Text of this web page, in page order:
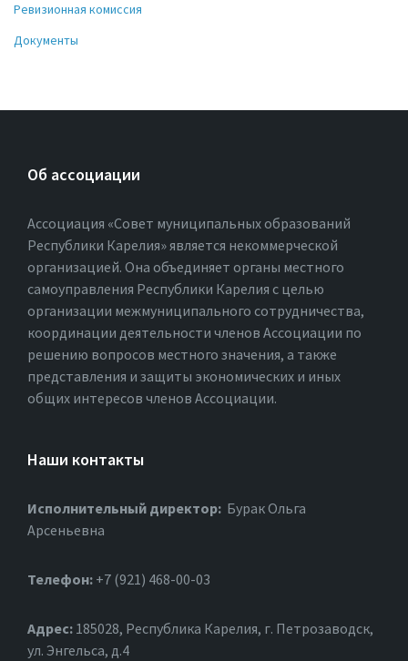
Ревизионная комиссия
Документы
Об ассоциации
Ассоциация «Совет муниципальных образований
Республики Карелия» является некоммерческой
организацией. Она объединяет органы местного
самоуправления Республики Карелия с целью
организации межмуниципального сотрудничества,
координации деятельности членов Ассоциации по
решению вопросов местного значения, а также
представления и защиты экономических и иных
общих интересов членов Ассоциации.
Наши контакты
Исполнительный директор: Бурак Ольга
Арсеньевна
Телефон: +7 (921) 468-00-03
Адрес: 185028, Республика Карелия, г. Петрозаводск,
ул. Энгельса, д.4